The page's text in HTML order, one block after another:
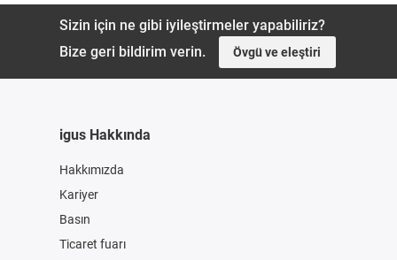
Sizin için ne gibi iyileştirmeler yapabiliriz?
Bize geri bildirim verin.
Övgü ve eleştiri
igus Hakkında
Hakkımızda
Kariyer
Basın
Ticaret fuarı